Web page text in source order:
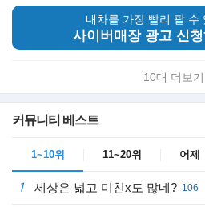
벤츠 450 SL
내차를 가장 빨리 팔 수
사이버매장 광고 신청
10대 더보기
커뮤니티 베스트
1~10위 11~20위 어제
세상은 넓고 미친x도 많네? 106